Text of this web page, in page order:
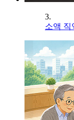
3.
소액 직